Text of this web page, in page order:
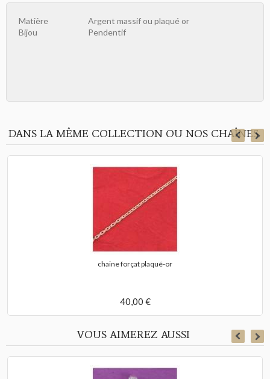
Matière
Argent massif ou plaqué or
Bijou
Pendentif
DANS LA MÊME COLLECTION OU NOS CHAÎNES
chaine forçat plaqué-or
40,00 €
VOUS AIMEREZ AUSSI